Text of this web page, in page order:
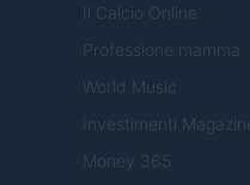
Il Calcio Online
Professione mamma
World Music
Investimenti Magazine
Money 365